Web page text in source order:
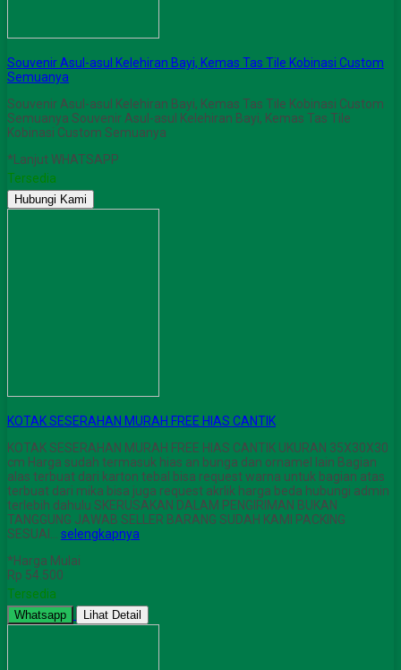
Souvenir Asul-asul Kelehiran Bayi, Kemas Tas Tile Kobinasi Custom
Semuanya
Souvenir Asul-asul Kelehiran Bayi, Kemas Tas Tile Kobinasi Custom
Semuanya Souvenir Asul-asul Kelehiran Bayi, Kemas Tas Tile
Kobinasi Custom Semuanya
*Lanjut WHATSAPP
Tersedia
Hubungi Kami
KOTAK SESERAHAN MURAH FREE HIAS CANTIK
KOTAK SESERAHAN MURAH FREE HIAS CANTIK UKURAN 35X30X30
cm Harga sudah termasuk hias an bunga dan ornamel lain Bagian
alas terbuat dari karton tebal bisa request warna untuk bagian atas
terbuat dari mika bisa juga request akrlik harga beda hubungi admin
terlebih dahulu SKERUSAKAN DALAM PENGIRIMAN BUKAN
TANGGUNG JAWAB SELLER BARANG SUDAH KAMI PACKING
SESUAI… selengkapnya
*Harga Mulai
Rp 54.500
Tersedia
Whatsapp Lihat Detail